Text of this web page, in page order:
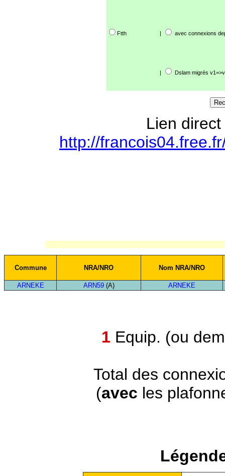
Ftth | avec connexions
| Dslam migrés
Lien
http://
Commune NRA/NRO Nom NRA/NRO
ARNEKE ARN59(A) ARNEKE
1 Equip. (ou
Total des
(avec les